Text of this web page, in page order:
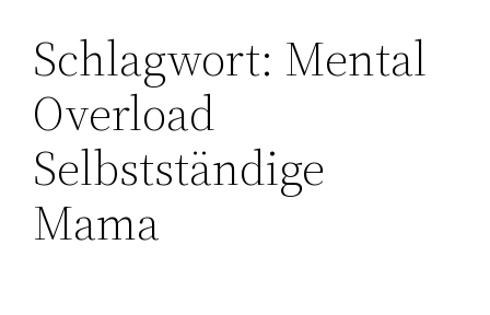
Zum
Inhalt
springen
Schlagwort: Mental
Overload
Selbstständige
Mama